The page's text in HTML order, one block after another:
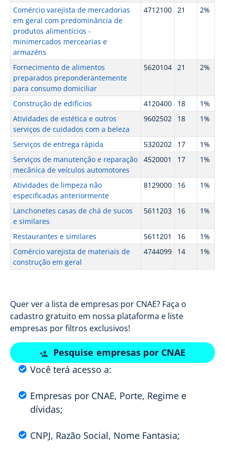
Comércio varejista de mercadorias
em geral com predominância de
produtos alimentícios -
minimercados mercearias e
armazéns
4712100 21 2%
Fornecimento de alimentos
preparados preponderantemente
para consumo domiciliar
5620104 21 2%
Construção de edifícios 4120400 18
1%
Atividades de estética e outros
serviços de cuidados com a beleza
9602502 18 1%
Serviços de entrega rápida 5320202 17
1%
Serviços de manutenção e reparação
mecânica de veículos automotores
4520001 17 1%
Atividades de limpeza não
especificadas anteriormente
8129000 16 1%
Lanchonetes casas de chá de sucos
e similares
5611203 16 1%
Restaurantes e similares 5611201 16
1%
Comércio varejista de materiais de
construção em geral
4744099 14 1%
Quer ver a lista de empresas por CNAE? Faça o
cadastro gratuito em nossa plataforma e liste
empresas por filtros exclusivos!
Pesquise empresas por CNAE
Você terá acesso a:
Empresas por CNAE, Porte, Regime e
dívidas;
CNPJ, Razão Social, Nome Fantasia;